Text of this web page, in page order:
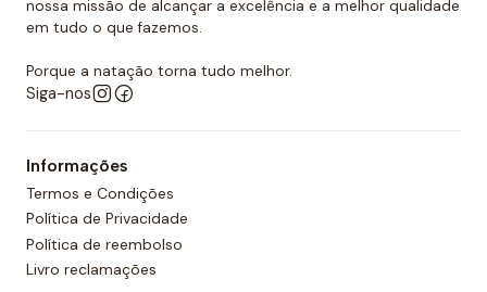
nossa missão de alcançar a excelência e a melhor qualidade
em tudo o que fazemos.
Porque a natação torna tudo melhor.
Siga-nos
Informações
Termos e Condições
Política de Privacidade
Política de reembolso
Livro reclamações